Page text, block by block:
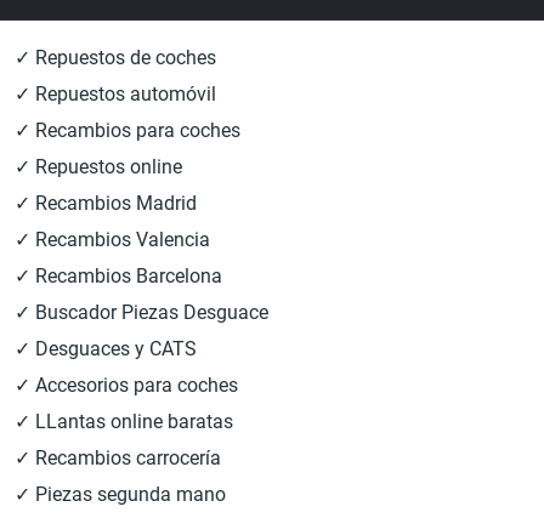
✓ Repuestos de coches
✓ Repuestos automóvil
✓ Recambios para coches
✓ Repuestos online
✓ Recambios Madrid
✓ Recambios Valencia
✓ Recambios Barcelona
✓ Buscador Piezas Desguace
✓ Desguaces y CATS
✓ Accesorios para coches
✓ LLantas online baratas
✓ Recambios carrocería
✓ Piezas segunda mano